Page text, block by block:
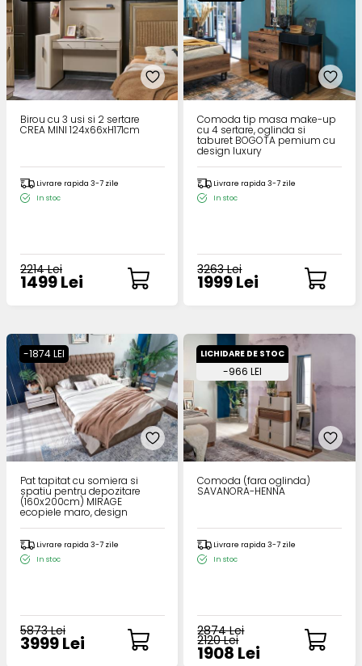
Birou cu 3 usi si 2 sertare
CREA MINI 124x66xH171cm
Livrare rapida 3-7 zile
In stoc
2214 Lei
1499 Lei
Comoda tip masa make-up
cu 4 sertare, oglinda si
taburet BOGOTA pemium cu
design luxury
Livrare rapida 3-7 zile
In stoc
3263 Lei
1999 Lei
-1874 LEI
Pat tapitat cu somiera si
spatiu pentru depozitare
(160x200cm) MIRAGE
ecopiele maro, design
chesterfield
Livrare rapida 3-7 zile
In stoc
5873 Lei
3999 Lei
LICHIDARE DE STOC
-966 LEI
Comoda (fara oglinda)
SAVANORA-HENNA
Livrare rapida 3-7 zile
In stoc
2874 Lei
2120 Lei
1908 Lei